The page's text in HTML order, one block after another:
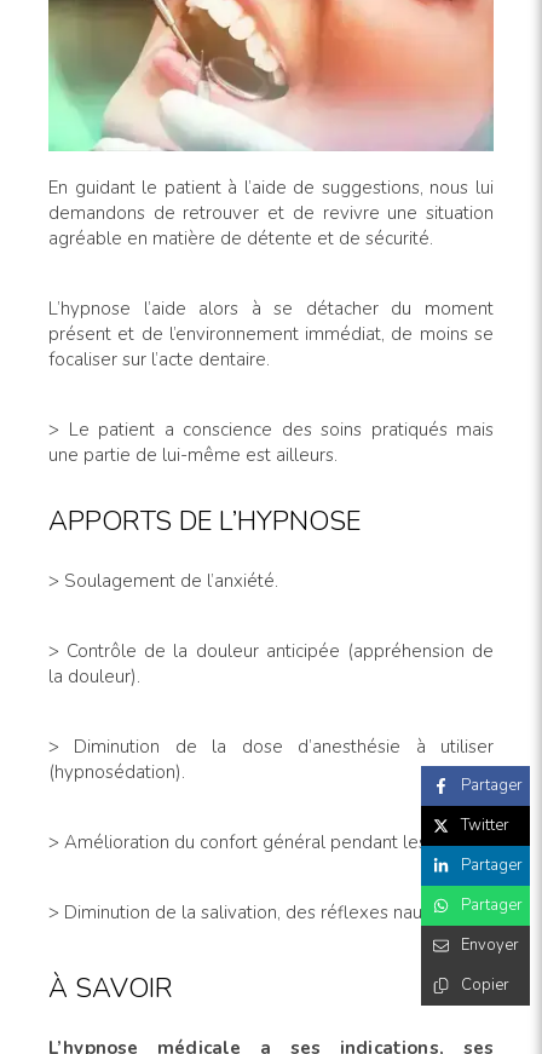
En guidant le patient à l’aide de suggestions, nous lui
demandons de retrouver et de revivre une situation
agréable en matière de détente et de sécurité.
L’hypnose l’aide alors à se détacher du moment
présent et de l’environnement immédiat, de moins se
focaliser sur l’acte dentaire.
> Le patient a conscience des soins pratiqués mais
une partie de lui-même est ailleurs.
APPORTS DE L’HYPNOSE
> Soulagement de l’anxiété.
> Contrôle de la douleur anticipée (appréhension de
la douleur).
> Diminution de la dose d’anesthésie à utiliser
(hypnosédation).
> Amélioration du confort général pendant les soins.
> Diminution de la salivation, des réflexes nauséeux.
À SAVOIR
L’hypnose médicale a ses indications, ses
Partager
Twitter
Partager
Partager
Envoyer
Copier